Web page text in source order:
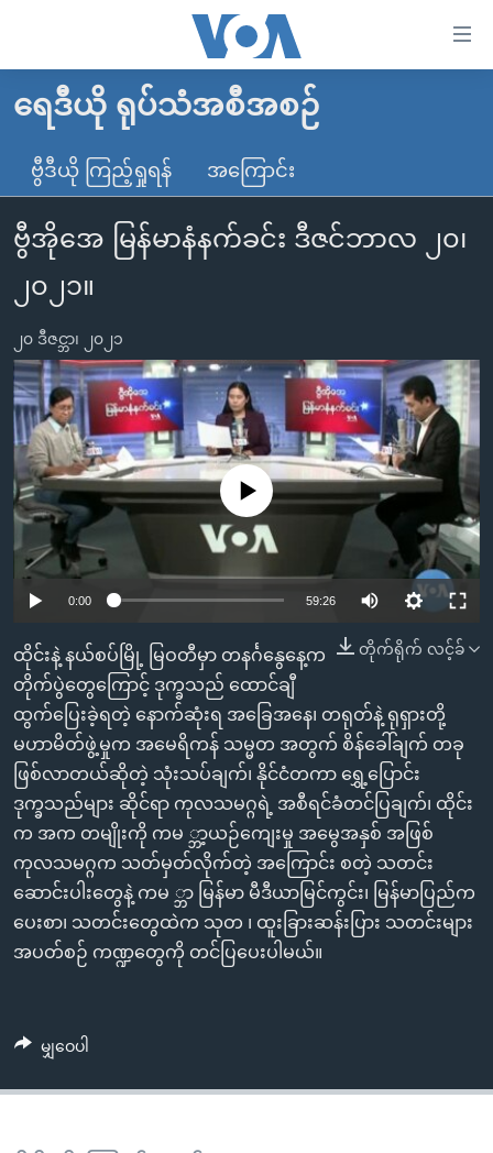
လွယ်ကူ
သည့်
Link
များ
ပင်မ
သို့
ကျော်
ကြည့်
ရန်
ပင်မ
အ
ညွန်း
စာမျက်နှာ
ကြည့်
ရန်
ရှာဖွေ
ရန်
နေရာ
သို့
ကျော်
ရန်
မူလစာမျက်နှာ
မြန်မာ
ကမ္ဘာ့သတင်းများ
နိုင်ငံတကာ
အစ္စရေး-ပါလက်စတိုင်း
ဗွီဒီယို
ရပ်ဝန်းတခု လမ်းတခု အလွန်
အင်္ဂလိပ်စာလေ့လာမယ်
အမေရိကန်သုံးအီဒီယံ
မကြေးမုံရဲ့ အင်္ဂလိပ်စာ
ရုပ်ရှင်ထဲက အင်္ဂလိပ်စာ
သုတပဒေသာ အင်္ဂလိပ်စာ
အပတ်စဉ်ကဏ္ဍများ
ရေဒီယို
တီဗွီ
ရေဒီယိုနှင့်ရုပ်သံ အချက်အလက်များ
ရေဒီယို/တီဗွီအစီအစဉ်
Learning English
ဗွီအိုအေ လူမှုကွန်ယက်များ
ဘာသာစကားများ
ရေဒီယို ရုပ်သံအစီအစဉ်
ဗွီဒီယို ကြည့်ရှုရန် အကြောင်း
ဗွီအိုအေ မြန်မာနံနက်ခင်း ဒီဇင်ဘာလ ၂၀၊
၂၀၂၁။
၂၀ ဒီဇင္ဘာ၊ ၂၀၂၁
No media source currently available
0:00 59:26
တိုက်ရိုက် လင့်ခ်
ထိုင်းနဲ့ နယ်စပ်မြို့ မြဝတီမှာ တနင်္ဂနွေနေ့က
တိုက်ပွဲတွေကြောင့် ဒုက္ခသည် ထောင်ချီ
ထွက်ပြေးခဲ့ရတဲ့ နောက်ဆုံးရ အခြေအနေ၊ တရုတ်နဲ့ ရုရှားတို့
မဟာမိတ်ဖွဲ့မှုက အမေရိကန် သမ္မတ အတွက် စိန်ခေါ်ချက် တခု
ဖြစ်လာတယ်ဆိုတဲ့ သုံးသပ်ချက်၊ နိုင်ငံတကာ ရွှေ့ပြောင်း
ဒုက္ခသည်များ ဆိုင်ရာ ကုလသမဂ္ဂရဲ့ အစီရင်ခံတင်ပြချက်၊ ထိုင်း
က အက တမျိုးကို ကမ ္ဘာ့ယဉ်ကျေးမှု အမွေအနှစ် အဖြစ်
ကုလသမဂ္ဂက သတ်မှတ်လိုက်တဲ့ အကြောင်း စတဲ့ သတင်း
ဆောင်းပါးတွေနဲ့ ကမ ္ဘာ မြန်မာ မီဒီယာမြင်ကွင်း၊ မြန်မာပြည်က
ပေးစာ၊ သတင်းတွေထဲက သုတ ၊ ထူးခြားဆန်းပြား သတင်းများ
အပတ်စဉ် ကဏ္ဍတွေကို တင်ပြပေးပါမယ်။
မျှဝေပါ